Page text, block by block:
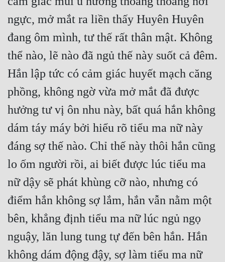
ngực, mở mắt ra liền thấy Huyên Huyên
đang ôm mình, tư thế rất thân mật. Không
thể nào, lẽ nào đã ngủ thế này suốt cả đêm.
Hắn lập tức có cảm giác huyết mạch căng
phồng, không ngờ vừa mở mắt đã được
hưởng tư vị ôn nhu này, bất quá hắn không
dám táy máy bởi hiểu rõ tiểu ma nữ này
đáng sợ thế nào. Chỉ thế này thôi hắn cũng
lo ốm người rồi, ai biết được lúc tiểu ma
nữ dậy sẽ phát khùng cỡ nào, nhưng có
điểm hắn không sợ lắm, hắn vẫn nằm một
bên, khẳng định tiểu ma nữ lúc ngủ ngọ
nguậy, lăn lung tung tự đến bên hắn. Hắn
không dám động đậy, sợ làm tiểu ma nữ